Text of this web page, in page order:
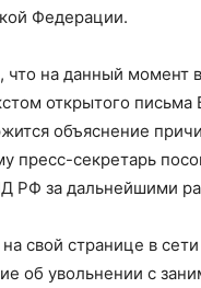
Федерации.
что на данный момент
открытого письма
объяснение
пресс-секретарь
РФ за дальнейшими
свой странице в
об увольнении с